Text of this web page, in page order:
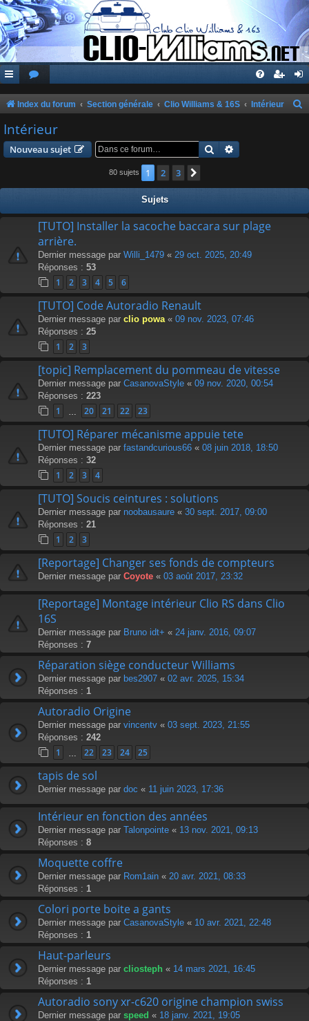
Index du forum Section générale Clio Williams & 16S Intérieur
c
Intérieur
Nouveau sujet Rechercher
80 sujets 1 2 3
Sujets
[TUTO] Installer la sacoche baccara sur plage
arrière.
Dernier message par Willi_1479 « 29 oct. 2025, 20:49
Réponses : 53
1 2 3 4 5 6
[TUTO] Code Autoradio Renault
Dernier message par clio powa « 09 nov. 2023, 07:46
Réponses : 25
1 2 3
[topic] Remplacement du pommeau de vitesse
Dernier message par CasanovaStyle « 09 nov. 2020, 00:54
Réponses : 223
1 20 21 22 23
[TUTO] Réparer mécanisme appuie tete
Dernier message par fastandcurious66 « 08 juin 2018, 18:50
Réponses : 32
1 2 3 4
[TUTO] Soucis ceintures : solutions
Dernier message par noobausaure « 30 sept. 2017, 09:00
Réponses : 21
1 2 3
[Reportage] Changer ses fonds de compteurs
Dernier message par Coyote « 03 août 2017, 23:32
[Reportage] Montage intérieur Clio RS dans Clio
16S
Dernier message par Bruno idt+ « 24 janv. 2016, 09:07
Réponses : 7
Réparation siège conducteur Williams
Dernier message par bes2907 « 02 avr. 2025, 15:34
Réponses : 1
Autoradio Origine
Dernier message par vincentv « 03 sept. 2023, 21:55
Réponses : 242
1 22 23 24 25
tapis de sol
Dernier message par doc « 11 juin 2023, 17:36
Intérieur en fonction des années
Dernier message par Talonpointe « 13 nov. 2021, 09:13
Réponses : 8
Moquette coffre
Dernier message par Rom1ain « 20 avr. 2021, 08:33
Réponses : 1
Colori porte boite a gants
Dernier message par CasanovaStyle « 10 avr. 2021, 22:48
Réponses : 1
Haut-parleurs
Dernier message par cliosteph « 14 mars 2021, 16:45
Réponses : 1
Autoradio sony xr-c620 origine champion swiss
Dernier message par speed « 18 janv. 2021, 19:05